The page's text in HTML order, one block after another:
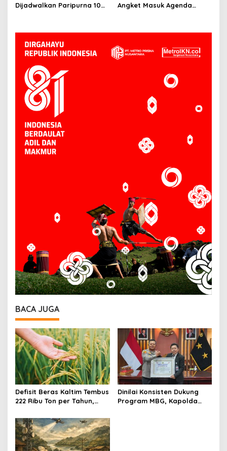
Dijadwalkan Paripurna 10
Angket Masuk Agenda
BACA JUGA
Defisit Beras Kaltim Tembus
222 Ribu Ton per Tahun,
Luar Daerah Masih Tinggi
Dinilai Konsisten Dukung
Program MBG, Kapolda